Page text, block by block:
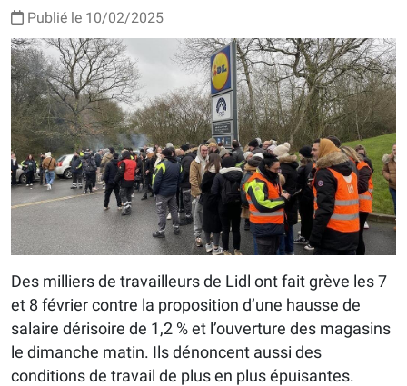
Publié le 10/02/2025
Des milliers de travailleurs de Lidl ont fait grève les 7
et 8 février contre la proposition d’une hausse de
salaire dérisoire de 1,2 % et l’ouverture des magasins
le dimanche matin. Ils dénoncent aussi des
conditions de travail de plus en plus épuisantes.